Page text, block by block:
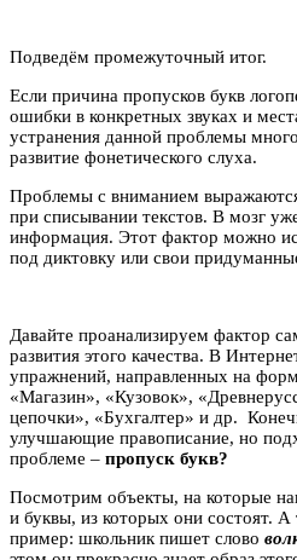
Подведём промежуточный итог.
Если причина пропусков букв
ошибки в конкретных звуках и
устранения данной проблемы
развитие фонетического слуха.
Проблемы с вниманием
при списывании текстов. В мозг
информация. Этот фактор можно
под диктовку или свои
Давайте проанализируем фактор
развития этого качества. В
упражнений, направленных на
«Магазин», «Кузовок»,
цепочки», «Бухгалтер» и др.
улучшающие правописание, но
проблеме – пропуск букв?
Посмотрим объекты, на которые
и буквы, из которых они состоят.
пример: школьник пишет слово